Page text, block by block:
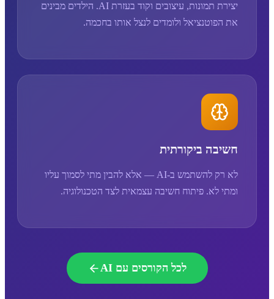
יצירת תמונות, עיצובים וקוד בעזרת AI. הילדים מבינים
את הפוטנציאל ולומדים לנצל אותו בחכמה.
חשיבה ביקורתית
לא רק להשתמש ב-AI — אלא להבין מתי לסמוך עליו
ומתי לא. פיתוח חשיבה עצמאית לצד הטכנולוגיה.
לכל הקורסים עם AI